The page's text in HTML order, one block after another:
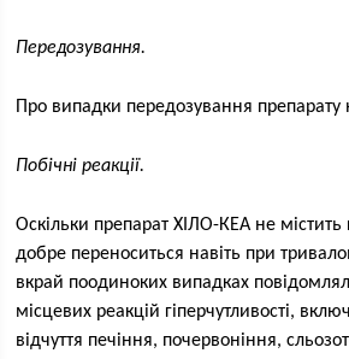
Передозування.
Про випадки передозування препарату
Побічні реакції.
Оскільки препарат ХІЛО-КЕА не містить
добре переноситься навіть при
вкрай поодиноких випадках
місцевих реакцій гіперчутливості,
відчуття печіння, почервоніння,